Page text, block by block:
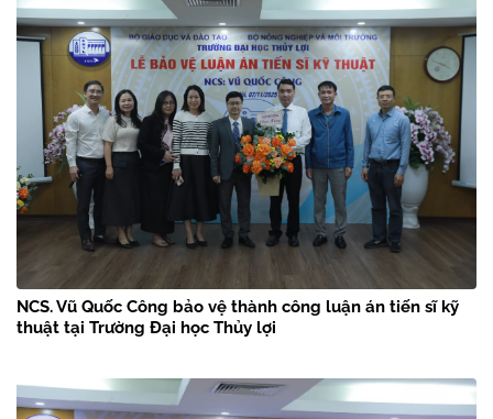
NCS. Vũ Quốc Công bảo vệ thành công luận án tiến sĩ kỹ
thuật tại Trường Đại học Thủy lợi